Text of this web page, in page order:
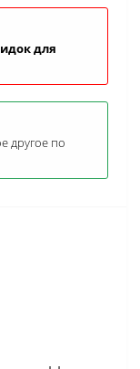
для
другое по